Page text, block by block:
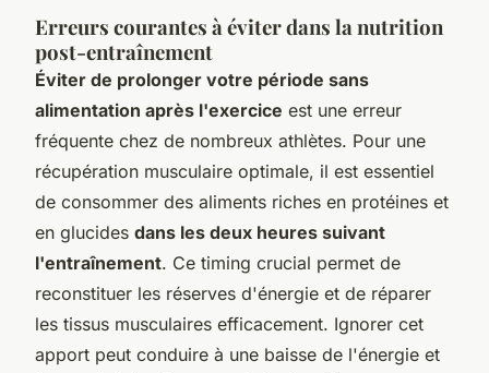
Erreurs courantes à éviter dans la nutrition
post-entraînement
Éviter de prolonger votre période sans
alimentation après l'exercice est une erreur
fréquente chez de nombreux athlètes. Pour une
récupération musculaire optimale, il est essentiel
de consommer des aliments riches en protéines et
en glucides dans les deux heures suivant
l'entraînement. Ce timing crucial permet de
reconstituer les réserves d'énergie et de réparer
les tissus musculaires efficacement. Ignorer cet
apport peut conduire à une baisse de l'énergie et